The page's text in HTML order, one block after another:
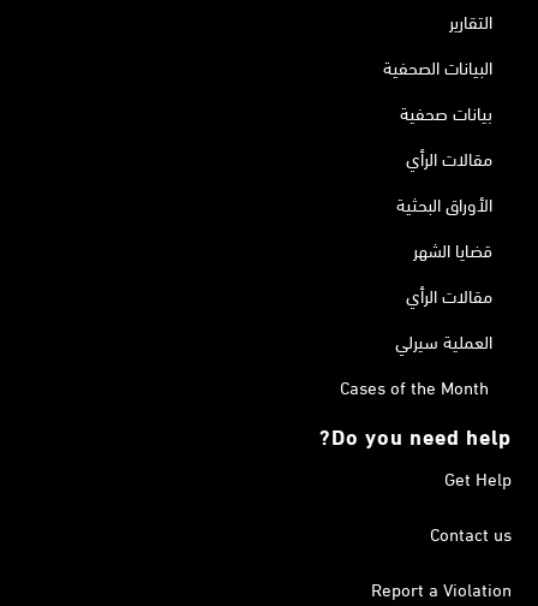
التقارير
البيانات الصحفية
بيانات صحفية
مقالات الرأي
الأوراق البحثية
قضايا الشهر
مقالات الرأي
العملية سيرلي
Cases of the Month
Do you need help?
Get Help
Contact us
Report a Violation